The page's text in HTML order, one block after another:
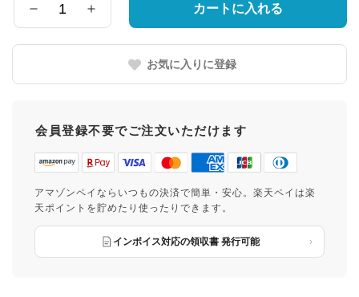
県
量
カートに入れる
お気に入りに登録
会員登録不要でご注文いただけます
アマゾンペイならいつもの決済で簡単・安心。楽天ペイは楽
天ポイントを貯めたり使ったりできます。
インボイス対応の領収書 発行可能